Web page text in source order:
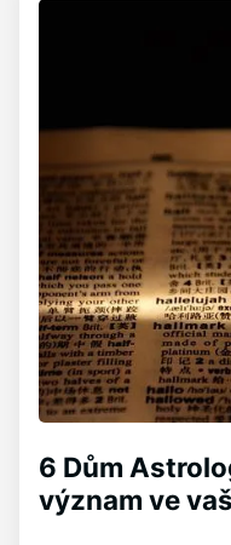
6 Dům
význam ve